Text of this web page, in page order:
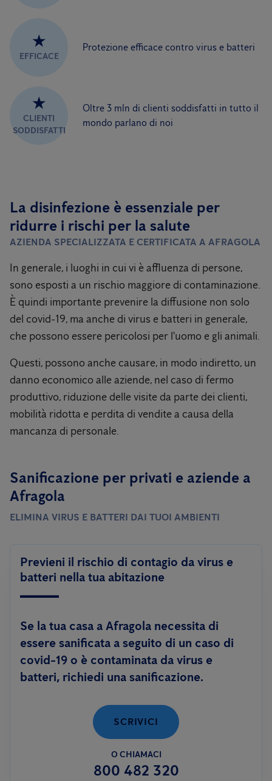
★
EFFICACE
Protezione efficace contro virus e batteri
★
CLIENTI
SODDISFATTI
Oltre 3 mln di clienti soddisfatti in tutto il
mondo parlano di noi
La disinfezione è essenziale per
ridurre i rischi per la salute
AZIENDA SPECIALIZZATA E CERTIFICATA A AFRAGOLA
In generale, i luoghi in cui vi è affluenza di persone,
sono esposti a un rischio maggiore di contaminazione.
È quindi importante prevenire la diffusione non solo
del covid-19, ma anche di virus e batteri in generale,
che possono essere pericolosi per l'uomo e gli animali.
Questi, possono anche causare, in modo indiretto, un
danno economico alle aziende, nel caso di fermo
produttivo, riduzione delle visite da parte dei clienti,
mobilità ridotta e perdita di vendite a causa della
mancanza di personale.
Sanificazione per privati ​​e aziende a
Afragola
ELIMINA VIRUS E BATTERI DAI TUOI AMBIENTI
Previeni il rischio di contagio da virus e
batteri nella tua abitazione
Se la tua casa a Afragola necessita di
essere sanificata a seguito di un caso di
covid-19 o è contaminata da virus e
batteri, richiedi una sanificazione.
SCRIVICI
O CHIAMACI
800 482 320